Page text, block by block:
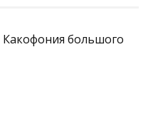
большого